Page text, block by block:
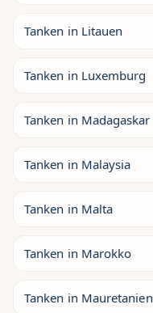
Tanken in Litauen
Tanken in Luxemburg
Tanken in Madagaskar
Tanken in Malaysia
Tanken in Malta
Tanken in Marokko
Tanken in Mauretanien